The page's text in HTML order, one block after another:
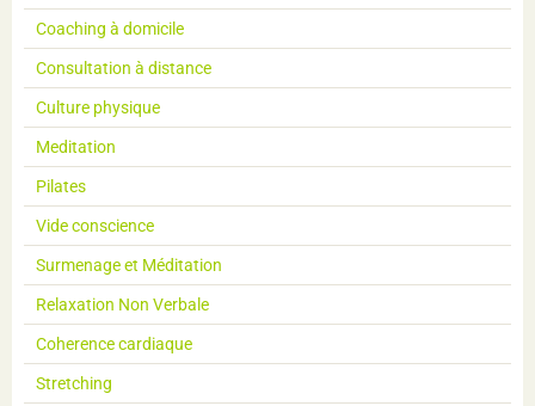
Coaching à domicile
Consultation à distance
Culture physique
Meditation
Pilates
Vide conscience
Surmenage et Méditation
Relaxation Non Verbale
Coherence cardiaque
Stretching